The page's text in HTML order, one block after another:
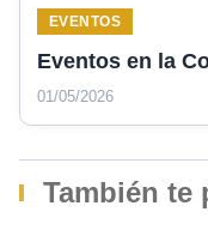
EVENTOS
Eventos en la
01/05/2026
También te